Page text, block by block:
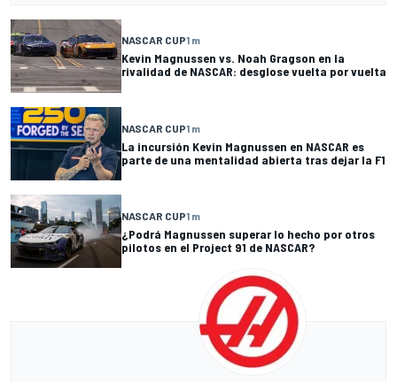
NASCAR CUP1 m
Kevin Magnussen vs. Noah Gragson en la
rivalidad de NASCAR: desglose vuelta por vuelta
NASCAR CUP1 m
La incursión Kevin Magnussen en NASCAR es
parte de una mentalidad abierta tras dejar la F1
NASCAR CUP1 m
¿Podrá Magnussen superar lo hecho por otros
pilotos en el Project 91 de NASCAR?